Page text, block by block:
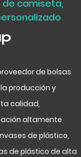
camiseta,
de bolsas
producción y
calidad,
altamente
de plástico,
de plástico de alta